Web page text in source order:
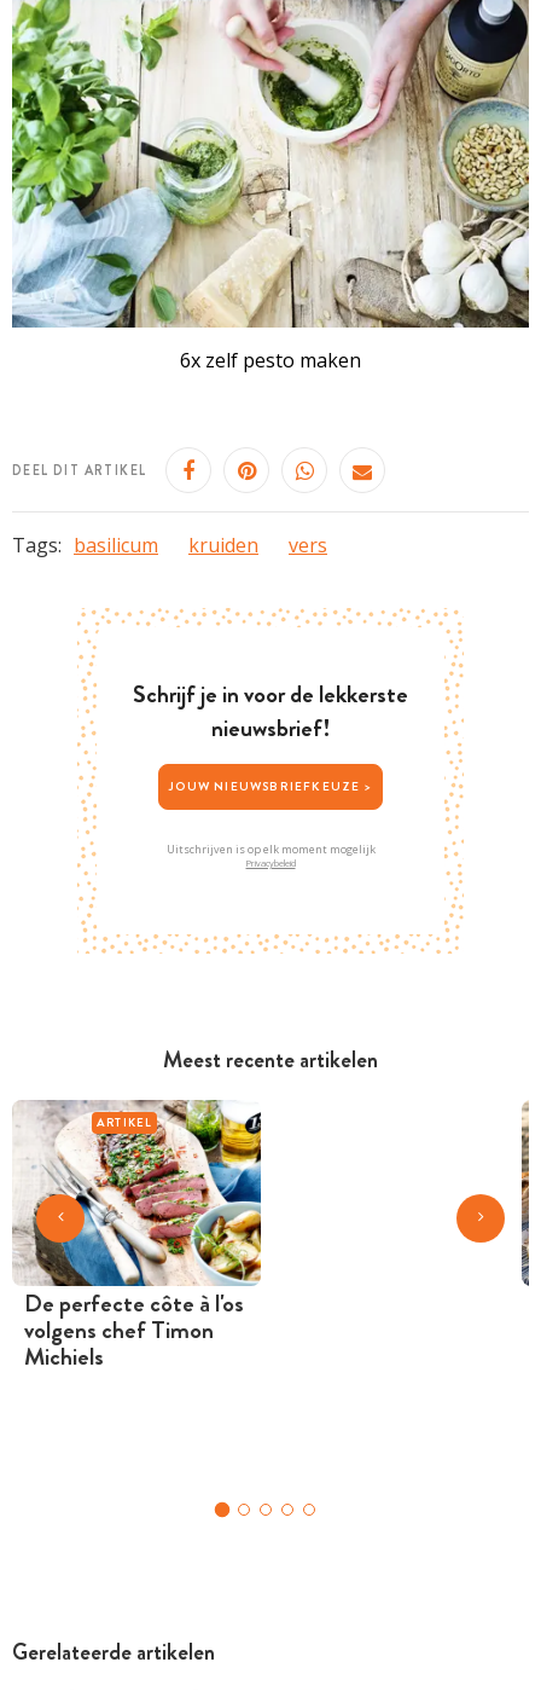
Meest recente artikelen
ARTIKEL
De perfecte côte à l'os
volgens chef Timon
Michiels
6x zelf pesto maken
DEEL DIT ARTIKEL
Tags: basilicum kruiden vers
Schrijf je in voor de lekkerste
nieuwsbrief!
JOUW NIEUWSBRIEFKEUZE >
Uitschrijven is op elk moment mogelijk
Privacybeleid
Gerelateerde artikelen